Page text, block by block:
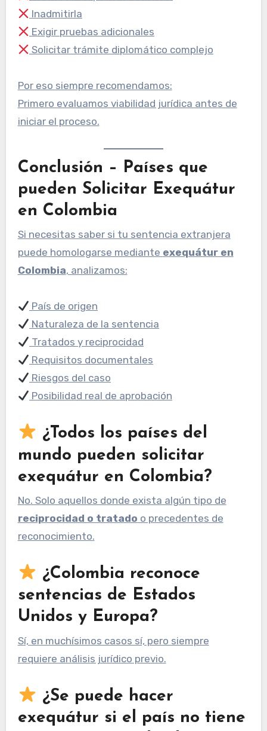
Inadmitirla
Exigir pruebas adicionales
Solicitar trámite diplomático complejo
Por eso siempre recomendamos:
Primero evaluamos viabilidad jurídica antes de
iniciar el proceso.
Conclusión – Países que
pueden Solicitar Exequátur
en Colombia
Si necesitas saber si tu sentencia extranjera
puede homologarse mediante exequátur en
Colombia, analizamos:
País de origen
Naturaleza de la sentencia
Tratados y reciprocidad
Requisitos documentales
Riesgos del caso
Posibilidad real de aprobación
¿Todos los países del
mundo pueden solicitar
exequátur en Colombia?
No. Solo aquellos donde exista algún tipo de
reciprocidad o tratado o precedentes de
reconocimiento.
¿Colombia reconoce
sentencias de Estados
Unidos y Europa?
Sí, en muchísimos casos sí, pero siempre
requiere análisis jurídico previo.
¿Se puede hacer
exequátur si el país no tiene